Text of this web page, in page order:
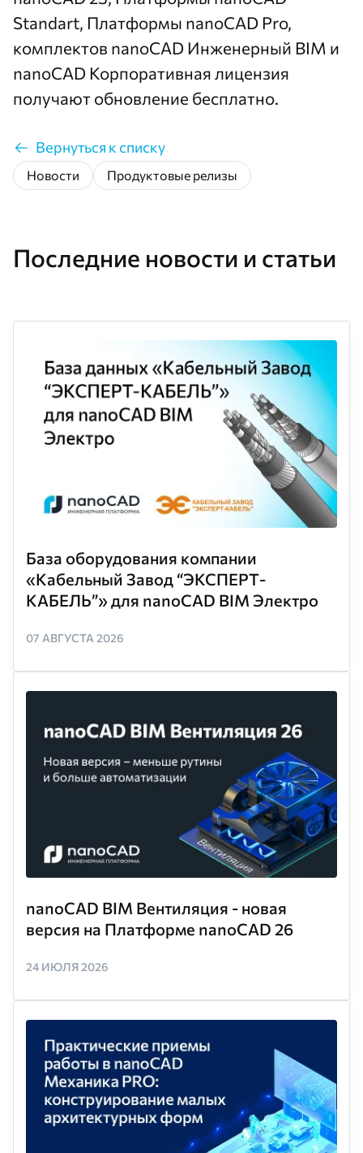
Вернуться к списку
Новости Продуктовые релизы
Standart, Платформы nanoCAD Pro,
комплектов nanoCAD Инженерный BIM и
nanoCAD Корпоративная лицензия
получают обновление бесплатно.
Последние новости и статьи
База оборудования компании
«Кабельный Завод “ЭКСПЕРТ-
КАБЕЛЬ”» для nanoCAD BIM Электро
07 АВГУСТА 2026
nanoCAD BIM Вентиляция - новая
версия на Платформе nanoCAD 26
24 ИЮЛЯ 2026